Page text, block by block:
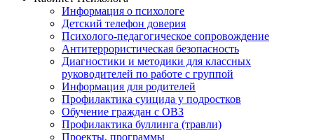
Информация о психологе
Детский телефон доверия
Психолого-педагогическое сопровождение
Антитеррористическая безопасность
Диагностики и методики для классных
руководителей по работе с группой
Информация для родителей
Профилактика суицида у подростков
Обучение граждан с ОВЗ
Профилактика буллинга (травли)
Проекты, программы